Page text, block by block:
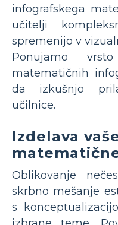
infografskega
učitelji
spremenijo v
Ponujamo
matematičnih
da izkušnjo
učilnice.
Izdelava
Oblikovanje
skrbno mešanje
s